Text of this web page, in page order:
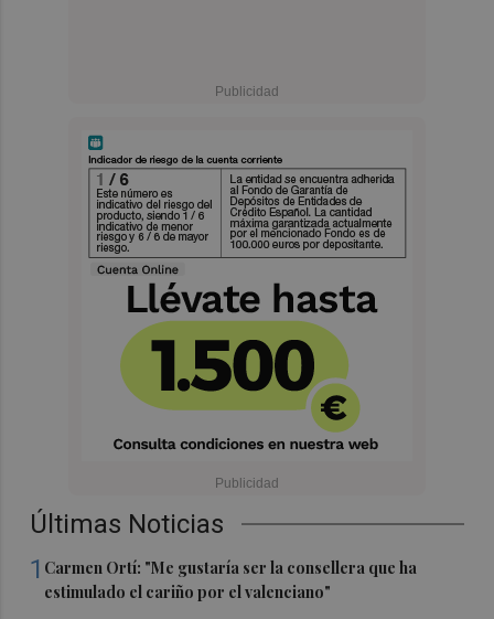
Últimas Noticias
1 Carmen Ortí: "Me gustaría ser la consellera que ha
estimulado el cariño por el valenciano"